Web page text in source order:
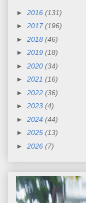
► 2016 (131)
► 2017 (196)
► 2018 (46)
► 2019 (18)
► 2020 (34)
► 2021 (16)
► 2022 (36)
► 2023 (4)
► 2024 (44)
► 2025 (13)
► 2026 (7)